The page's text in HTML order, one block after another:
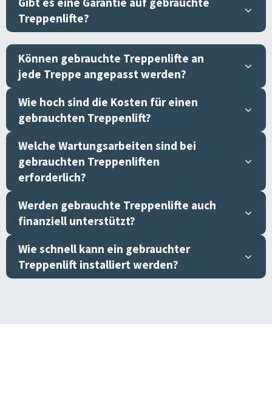
Treppenlifte?
Können gebrauchte Treppenlifte an
jede Treppe angepasst werden?
Wie hoch sind die Kosten für einen
gebrauchten Treppenlift?
Welche Wartungsarbeiten sind bei
gebrauchten Treppenliften
erforderlich?
Werden gebrauchte Treppenlifte auch
finanziell unterstützt?
Wie schnell kann ein gebrauchter
Treppenlift installiert werden?